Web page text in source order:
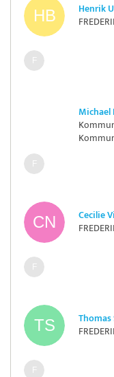
Henrik
Michael
Cecilie